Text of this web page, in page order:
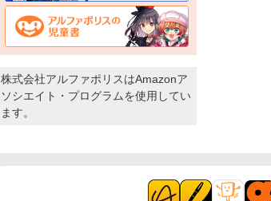
株式会社アルファポリスはAmazonア
ソシエイト・プログラムを使用してい
ます。